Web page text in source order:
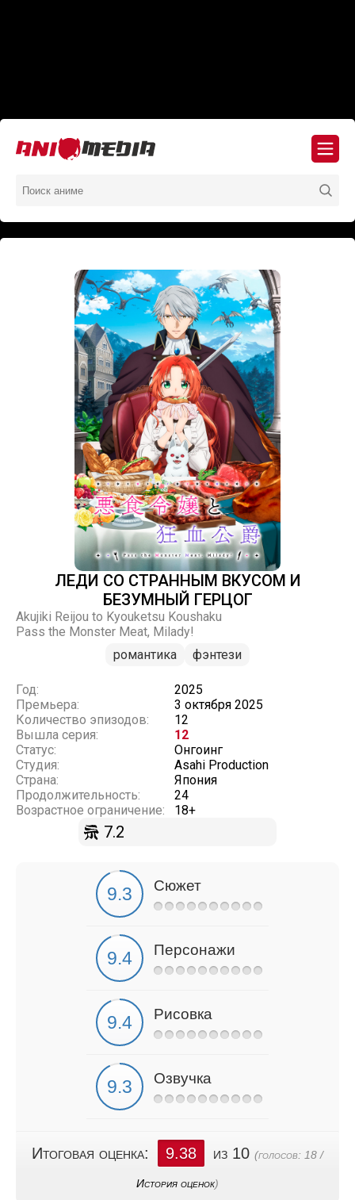
ЛЕДИ СО СТРАННЫМ ВКУСОМ И
БЕЗУМНЫЙ ГЕРЦОГ
Akujiki Reijou to Kyouketsu Koushaku
Pass the Monster Meat, Milady!
романтика
фэнтези
Год:
2025
Премьера:
3 октября 2025
Количество эпизодов:
12
Вышла серия:
12
Статус:
Онгоинг
Студия:
Asahi Production
Страна:
Япония
Продолжительность:
24
Возрастное ограничение:
18+
7.2
Сюжет
Персонажи
Рисовка
Озвучка
Итоговая оценка: 9.38 из 10 (голосов: 18 /
История оценок)